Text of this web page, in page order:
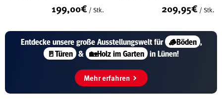
199,00€ / Stk. 209,95€ / Stk.
Entdecke unsere großeAusstellungswelt für 🪵Böden ,
🚪Türen & 🏡Holz im Garten in Lünen!
Mehr erfahren